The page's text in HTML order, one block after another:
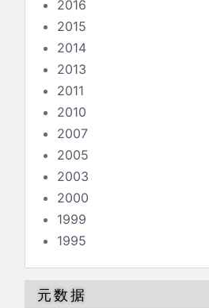
2016
2015
2014
2013
2011
2010
2007
2005
2003
2000
1999
1995
元数据